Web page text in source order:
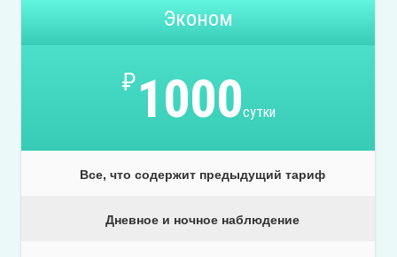
Эконом
₽1000сутки
Все, что содержит предыдущий тариф
Дневное и ночное наблюдение